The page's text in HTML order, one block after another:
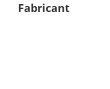
Fabricant